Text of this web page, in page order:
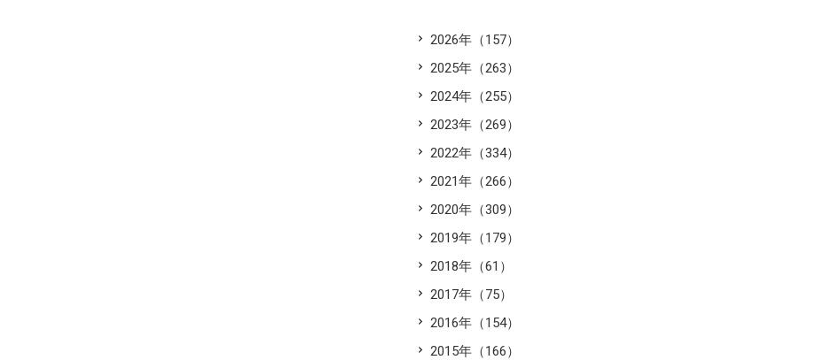
2026年（157）
2025年（263）
2024年（255）
2023年（269）
2022年（334）
2021年（266）
2020年（309）
2019年（179）
2018年（61）
2017年（75）
2016年（154）
2015年（166）